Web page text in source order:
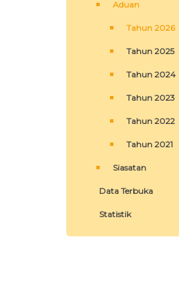
Aduan
Tahun 2026
Tahun 2025
Tahun 2024
Tahun 2023
Tahun 2022
Tahun 2021
Siasatan
Data Terbuka
Statistik